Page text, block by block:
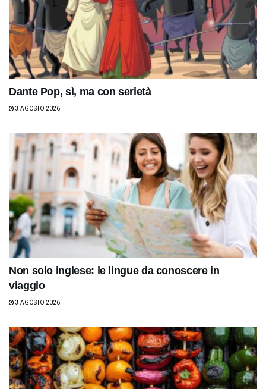
Dante Pop, sì, ma con serietà
3 AGOSTO 2026
Non solo inglese: le lingue da conoscere in
viaggio
3 AGOSTO 2026